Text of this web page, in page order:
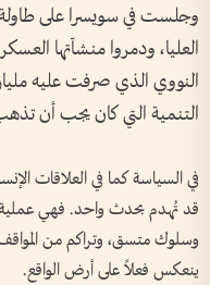
وجلست في سويسرا على طاولة
العليا، ودمروا منشآتها
النووي الذي صرفت عليه
التنمية التي كان يجب أن تذهب
في السياسة كما في العلاقات
قد تُهدم بحدث واحد. فهي عملية
وسلوك متسق، وتراكم من
ينعكس فعلاً على أرض الواقع.